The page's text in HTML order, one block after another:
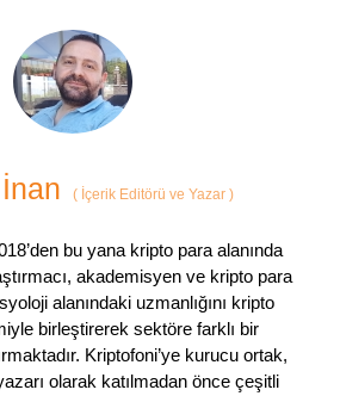
( İçerik Editörü ve Yazar )
bu yana kripto para alanında
akademisyen ve kripto para
alanındaki uzmanlığını kripto
birleştirerek sektöre farklı bir
Kriptofoni’ye kurucu ortak,
olarak katılmadan önce çeşitli